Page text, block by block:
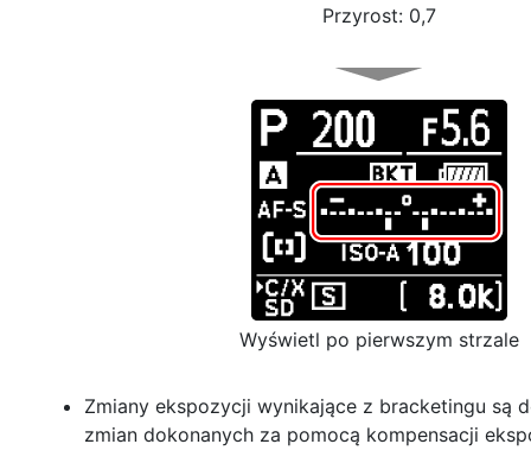
Przyrost: 0,7
Wyświetl po pierwszym strzale
Zmiany ekspozycji wynikające z bracketingu są
zmian dokonanych za pomocą kompensacji